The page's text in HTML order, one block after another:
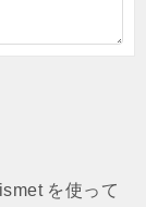
を使って